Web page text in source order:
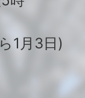
1月3日)